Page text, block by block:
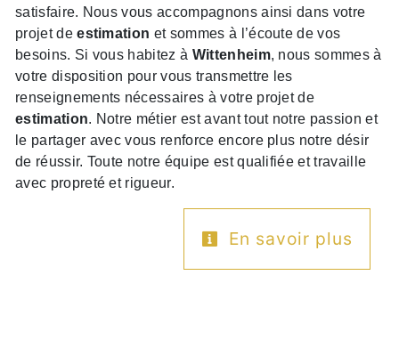
satisfaire. Nous vous accompagnons ainsi dans votre
projet deestimation et sommes à l’écoute de vos
besoins. Si vous habitez à Wittenheim, nous sommes à
votre disposition pour vous transmettre les
renseignements nécessaires à votre projet de
estimation. Notre métier est avant tout notre passion et
le partager avec vous renforce encore plus notre désir
de réussir. Toute notre équipe est qualifiée et travaille
avec propreté et rigueur.
En savoir plus